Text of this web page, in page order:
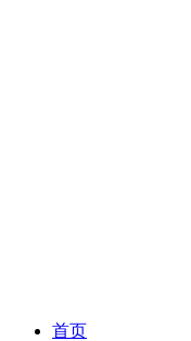
首页